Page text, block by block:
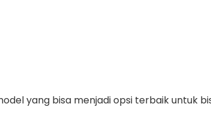
yang bisa menjadi opsi terbaik untuk